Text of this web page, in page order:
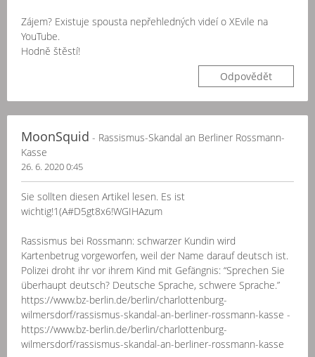
Zájem? Existuje spousta nepřehledných videí o XEvile na
YouTube.
Hodně štěstí!
Odpovědět
MoonSquid - Rassismus-Skandal an Berliner Rossmann-
Kasse
26. 6. 2020 0:45
Sie sollten diesen Artikel lesen. Es ist
wichtig!1(A#D5gt8x6!WGIHAzum
Rassismus bei Rossmann: schwarzer Kundin wird
Kartenbetrug vorgeworfen, weil der Name darauf deutsch ist.
Polizei droht ihr vor ihrem Kind mit Gefängnis: “Sprechen Sie
überhaupt deutsch? Deutsche Sprache, schwere Sprache.”
https://www.bz-berlin.de/berlin/charlottenburg-
wilmersdorf/rassismus-skandal-an-berliner-rossmann-kasse -
https://www.bz-berlin.de/berlin/charlottenburg-
wilmersdorf/rassismus-skandal-an-berliner-rossmann-kasse